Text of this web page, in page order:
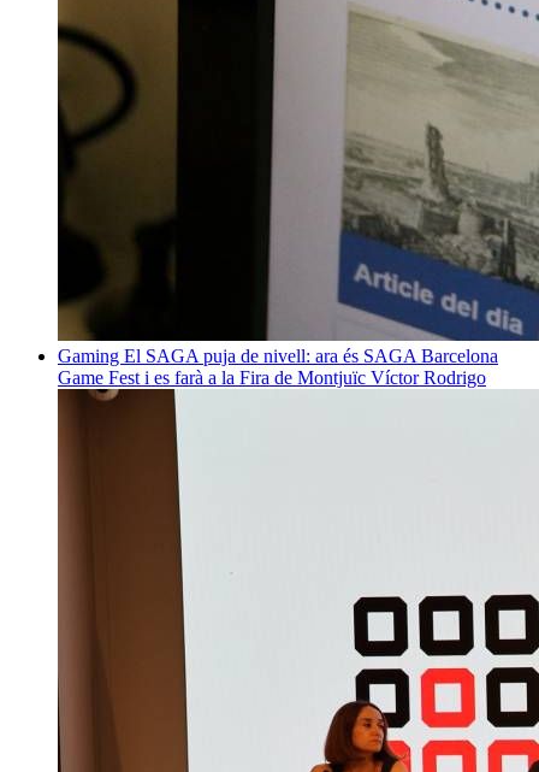
Gaming El SAGA puja de nivell: ara és SAGA Barcelona
Game Fest i es farà a la Fira de Montjuïc Víctor Rodrigo